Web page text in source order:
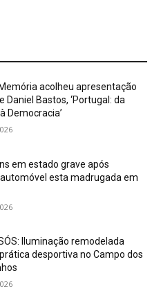
acolheu apresentação
Daniel Bastos, ‘Portugal: da
Democracia’
em estado grave após
esta madrugada em
Iluminação remodelada
desportiva no Campo dos